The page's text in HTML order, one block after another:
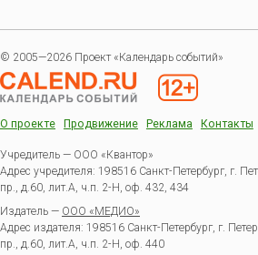
© 2005—2026 Проект «Календарь событий»
О проекте Продвижение Реклама Контакты
Учредитель — ООО «Квантор»
Адрес учредителя: 198516 Санкт-Петербург, г.
пр., д.60, лит.А, ч.п. 2-Н, оф. 432, 434
Издатель — ООО «МЕДИО»
Адрес издателя: 198516 Санкт-Петербург, г.
пр., д.60, лит.А, ч.п. 2-Н, оф. 440